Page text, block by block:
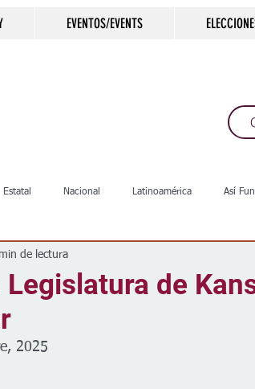
EVENTOS/EVENTS
Estatal Nacional Latinoamérica Así
Arte & Cultura
de
de lectura
2025